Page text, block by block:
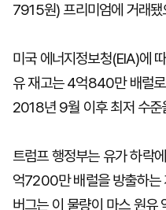
7915원) 프리미엄에 거래
미국 에너지정보청(EIA)에
유 재고는 4억840만 배럴
2018년 9월 이후 최저 수준
트럼프 행정부는 유가 하락
억7200만 배럴을 방출하는
버그는 이 물량이 마스 원유